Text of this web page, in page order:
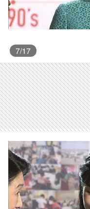
7/17